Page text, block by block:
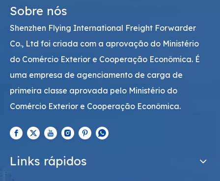
Sobre nós
Shenzhen Flying International Freight Forwarder
Co., Ltd foi criada com a aprovação do Ministério
do Comércio Exterior e Cooperação Econômica. É
uma empresa de agenciamento de carga de
primeira classe aprovada pelo Ministério do
Comércio Exterior e Cooperação Econômica.
Links rápidos